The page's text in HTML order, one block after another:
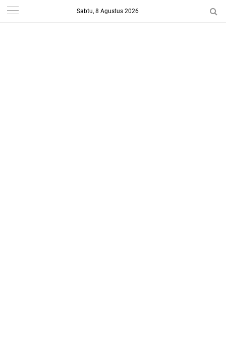
Sabtu, 8 Agustus 2026